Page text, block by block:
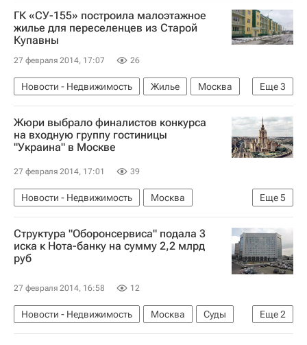
ГК «СУ-155» построила малоэтажное
жилье для переселенцев из Старой
Купавны
27 февраля 2014, 17:07 26
Еще3
Новости - Недвижимость Жилье
Москва
СУ-155
Строительство Россия
Жюри выбрало финалистов конкурса
на входную группу гостиницы
"Украина" в Москве
27 февраля 2014, 17:01 39
Еще5
Новости - Недвижимость
Москва
Гостиницы
Конкурсы
Москомархитектура
Архитектура
Россия
Структура "Оборонсервиса" подала 3
иска к Нота-банку на сумму 2,2 млрд
руб
27 февраля 2014, 16:58 12
Еще2
Новости - Недвижимость Москва
Суды
Оборонсервис
Россия